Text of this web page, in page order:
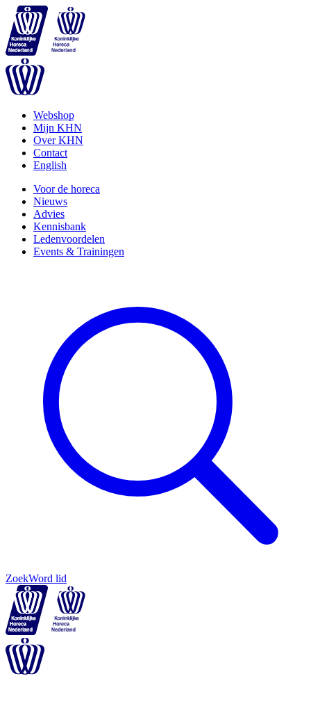
Webshop
Mijn KHN
Over KHN
Contact
English
Voor de horeca
Nieuws
Advies
Kennisbank
Ledenvoordelen
Events & Trainingen
ZoekWord lid